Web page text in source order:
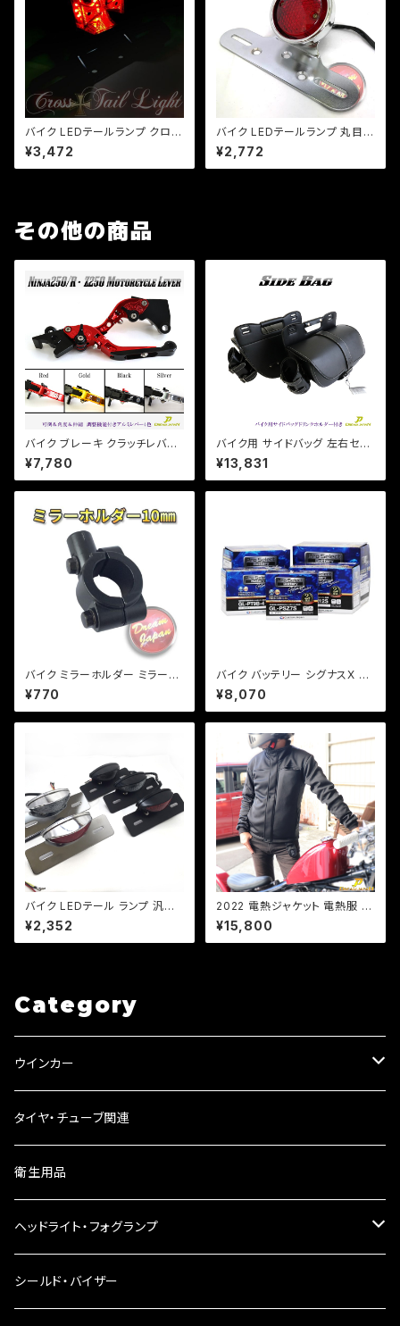
バイク LEDテールランプ クロス
テール ミニ十字型 LED/汎用/マ
グナ/ジャズ/SR/TW/ビンテー
ジスタイル/ナンバー灯
¥3,472
バイク LEDテールランプ 丸目テ
ール/汎用/ナンバーステー/シル
バー/ビラーゴ/チョッパー/SR/T
W/FTR/CB/a324
¥2,772
その他の商品
バイク ブレーキ クラッチレバー
左右セット【4色あり】Ninja250/
R/SL Z250/SL Z125 PRO D
トラ他 【a365】 可倒&角度&伸
¥7,780
バイク用 サイドバッグ 左右セッ
ト ドリンクホルダー レインカバ
ー付き /ドラッグスター/スポーツ
スター/ビラーゴ/マグナ
¥13,831
バイク ミラーホルダー ミラーク
ランプ マウント 10mm正ネジ
用/22.2mmハンドル/ブラック/
エストレア/SR/ 【クリックポス
¥770
バイク バッテリー シグナスX マ
ジェステ TTR250 レイド /Pro
Select Battery GL-PT7B-4
(YT7B-BS、GT7B-4 互換)(ジ
¥8,070
バイク LEDテール ランプ 汎用
ナンバー灯付 ミニタイプ 【シル
バー】カスタム テール エイプ モ
ンキー SR マグナ FTR 【レン
¥2,352
2022 電熱ジャケット 電熱服 バ
イク バイクジャケット ヒーター
ジャケット インナージャケット 1
7W インナー QC USB電源対
¥15,800
Category
ウインカー
ウインカーリレー
ウインカーレンズ
LEDウインカー
電球型ウインカー
タイヤ・チューブ関連
衛生用品
ヘッドライト・フォグランプ
ヘッドライト
シールド・バイザー